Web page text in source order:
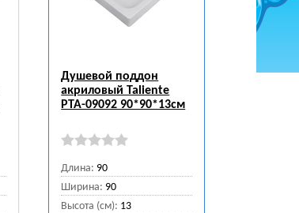
Душевой поддон
акриловый Taliente
PTA-09092 90*90*13см
Длина: 90
Ширина: 90
Высота (см): 13